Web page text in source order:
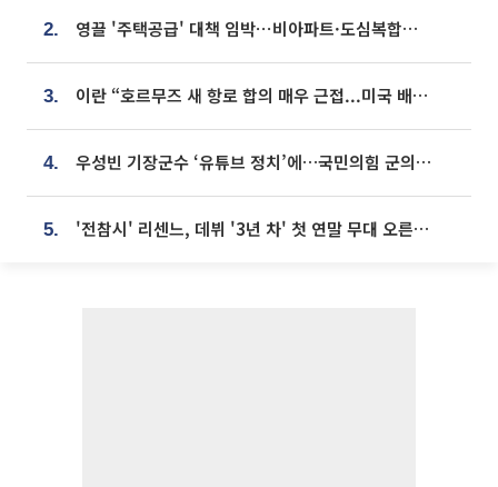
2. 영끌 '주택공급' 대책 임박⋯비아파트·도심복합까지 총동원
3. 이란 “호르무즈 새 항로 합의 매우 근접...미국 배상 먼저”
4. 우성빈 기장군수 ‘유튜브 정치’에…국민의힘 군의원들 집단 반발
5. '전참시' 리센느, 데뷔 '3년 차' 첫 연말 무대 오른다⋯"그동안 섭외 안 와"